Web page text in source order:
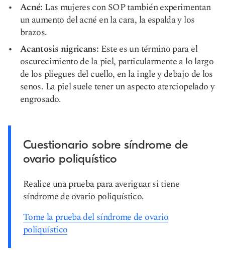
Acné: Las mujeres con SOP también experimentan
un aumento del acné en la cara, la espalda y los
brazos.
Acantosis nigricans: Este es un término para el
oscurecimiento de la piel, particularmente a lo largo
de los pliegues del cuello, en la ingle y debajo de los
senos. La piel suele tener un aspecto aterciopelado y
engrosado.
Cuestionario sobre síndrome de
ovario poliquístico
Realice una prueba para averiguar si tiene
síndrome de ovario poliquístico.
Tome la prueba del síndrome de ovario
poliquístico